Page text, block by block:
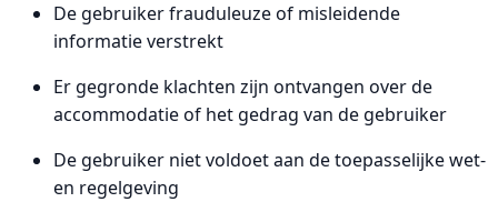
De gebruiker frauduleuze of misleidende
informatie verstrekt
Er gegronde klachten zijn ontvangen over de
accommodatie of het gedrag van de gebruiker
De gebruiker niet voldoet aan de toepasselijke wet-
en regelgeving